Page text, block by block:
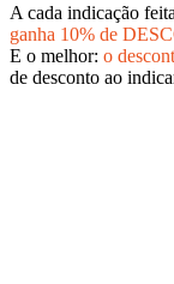
A cada indicação
ganha 10% de
E o melhor: o
de desconto ao